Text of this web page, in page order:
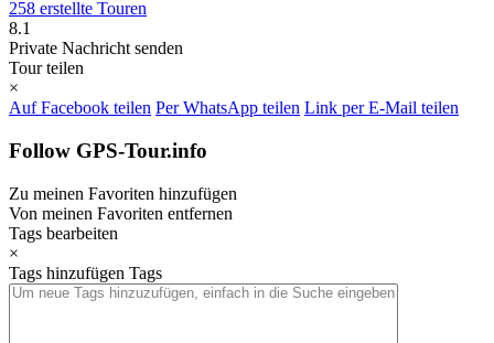
258 erstellte Touren
8.1
Private Nachricht senden
Tour teilen
×
Auf Facebook teilen Per WhatsApp teilen Link per E-Mail teilen
Follow GPS-Tour.info
Zu meinen Favoriten hinzufügen
Von meinen Favoriten entfernen
Tags bearbeiten
×
Tags hinzufügen Tags